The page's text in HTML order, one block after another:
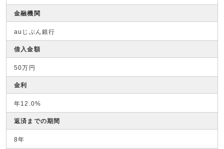
金融機関
auじぶん銀行
借入金額
50万円
金利
年12.0%
返済までの期間
8年